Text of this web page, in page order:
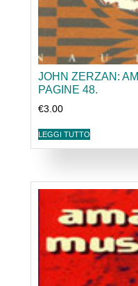
JOHN ZERZAN:
PAGINE 48.
€3.00
LEGGI TUTTO